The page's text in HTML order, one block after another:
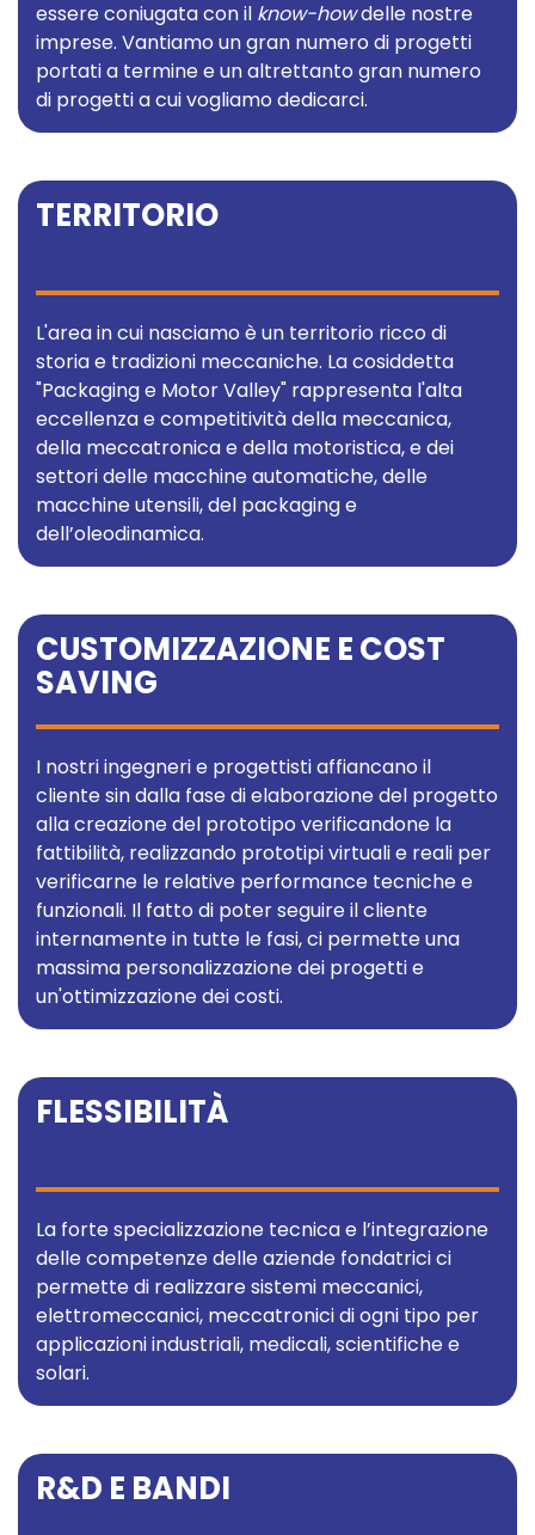
essere coniugata con il know-howdelle nostre
imprese. Vantiamo un gran numero di progetti
portati a termine e un altrettanto gran numero
di progetti a cui vogliamo dedicarci.
TERRITORIO
L'area in cui nasciamo è un territorio ricco di
storia e tradizioni meccaniche. La cosiddetta
"Packaging e Motor Valley" rappresenta l'alta
eccellenza e competitività della meccanica,
della meccatronica e della motoristica, e dei
settori delle macchine automatiche, delle
macchine utensili, del packaging e
dell’oleodinamica.
CUSTOMIZZAZIONE E COST
SAVING
I nostri ingegneri e progettisti affiancano il
cliente sin dalla fase di elaborazione del progetto
alla creazione del prototipo verificandone la
fattibilità, realizzando prototipi virtuali e reali per
verificarne le relative performance tecniche e
funzionali. Il fatto di poter seguire il cliente
internamente in tutte le fasi, ci permette una
massima personalizzazione dei progetti e
un'ottimizzazione dei costi.
FLESSIBILITÀ
La forte specializzazione tecnica e l’integrazione
delle competenze delle aziende fondatrici ci
permette di realizzare sistemi meccanici,
elettromeccanici, meccatronici di ogni tipo per
applicazioni industriali, medicali, scientifiche e
solari.
R&D E BANDI